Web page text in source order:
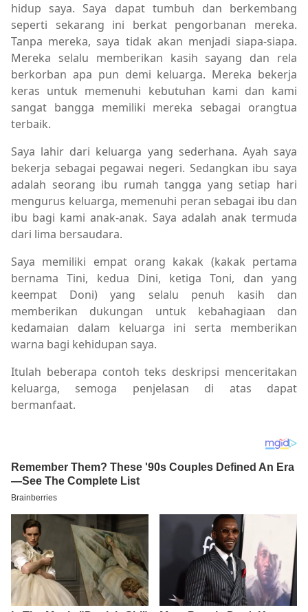
hidup saya. Saya dapat tumbuh dan berkembang
seperti sekarang ini berkat pengorbanan mereka.
Tanpa mereka, saya tidak akan menjadi siapa-siapa.
Mereka selalu memberikan kasih sayang dan rela
berkorban apa pun demi keluarga. Mereka bekerja
keras untuk memenuhi kebutuhan kami dan kami
sangat bangga memiliki mereka sebagai orangtua
terbaik.
Saya lahir dari keluarga yang sederhana. Ayah saya
bekerja sebagai pegawai negeri. Sedangkan ibu saya
adalah seorang ibu rumah tangga yang setiap hari
mengurus keluarga, memenuhi peran sebagai ibu dan
ibu bagi kami anak-anak. Saya adalah anak termuda
dari lima bersaudara.
Saya memiliki empat orang kakak (kakak pertama
bernama Tini, kedua Dini, ketiga Toni, dan yang
keempat Doni) yang selalu penuh kasih dan
memberikan dukungan untuk kebahagiaan dan
kedamaian dalam keluarga ini serta memberikan
warna bagi kehidupan saya.
Itulah beberapa contoh teks deskripsi menceritakan
keluarga, semoga penjelasan di atas dapat
bermanfaat.